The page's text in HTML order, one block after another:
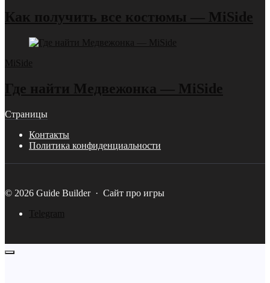
Как получить все костюмы — MiSide
MiSide
Где найти Медвежонка — MiSide
Страницы
Контакты
Политика конфиденциальности
© 2026 Guide Builder· Сайт про игры
Telegram